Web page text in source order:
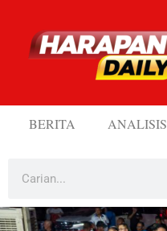
BERITA ANALISIS